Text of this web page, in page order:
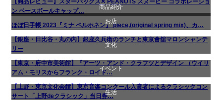
【商品レビュー】スターバックス✕ PEANUTS スヌーピー コラボレーショ
ン ベースボールキャップ…
商品紹介
生活
ほぼ日手帳 2023『ミナ ペルホネン』 piece,(original spring mix)、カ…
お店
食べ物
【銀座・日比谷・丸の内】銀座久兵衛のランチと東京會舘マロンシャンテ
リー
文化
美術展・美術館・博物館巡り
【東京・府中市美術館】『アーツ・アンド・クラフツとデザイン （ウイリ
アム・モリスからフランク・ロイド…
イベント
文化
【上野・東京文化会館】東京音楽コンクール入賞者によるクラシックコン
サート「上野deクラシック」当日券…
生活